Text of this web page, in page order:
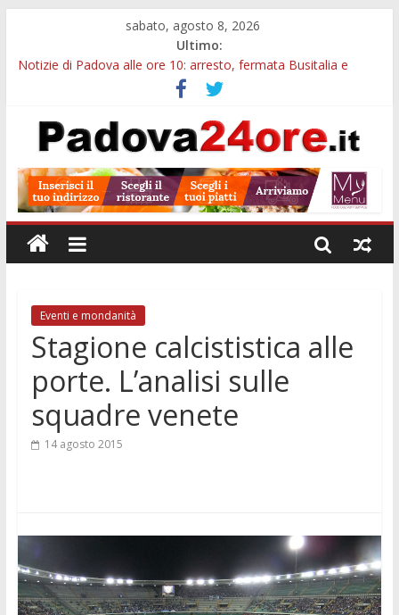
sabato, agosto 8, 2026
Ultimo:
Notizie di Padova alle ore 10: arresto, fermata Busitalia e
Notizie di Padova alle ore 23: maltrattamenti, arresto a
Limena e progetto Cool Shop
Bando sicurezza urbana Veneto: 650mila euro per Comuni e
Sicurezza esodo estivo Padova: più controlli su strade, stazioni
e treni
Bonus trasporto pubblico Veneto: 200 euro per l’abbonamento
annuale
Eventi e mondanità
Stagione calcististica alle
porte. L’analisi sulle
squadre venete
14 agosto 2015